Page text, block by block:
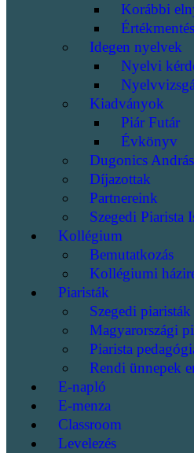
Korábbi
Idegen nyelvek
Nyelvi
Kiadványok
Piár Futár
Évkönyv
Dugonics András
Díjazottak
Partnereink
Szegedi Piarista
Kollégium
Bemutatkozás
Kollégiumi
Piaristák
Szegedi piaristák
Magyarországi
Piarista
Rendi ünnepek
E-napló
E-menza
Classroom
Levelezés